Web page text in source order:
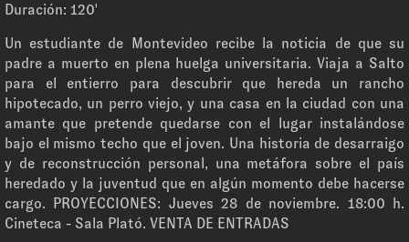
Duración: 120'
Un estudiante de Montevideo recibe la noticia de que su
padre a muerto en plena huelga universitaria. Viaja a Salto
para el entierro para descubrir que hereda un rancho
hipotecado, un perro viejo, y una casa en la ciudad con una
amante que pretende quedarse con el lugar instalándose
bajo el mismo techo que el joven. Una historia de desarraigo
y de reconstrucción personal, una metáfora sobre el país
heredado y la juventud que en algún momento debe hacerse
cargo. PROYECCIONES: Jueves 28 de noviembre. 18:00 h.
Cineteca - Sala Plató. VENTA DE ENTRADAS